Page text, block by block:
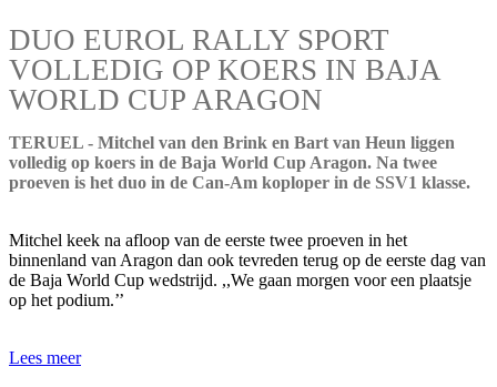
DUO EUROL RALLY SPORT
VOLLEDIG OP KOERS IN BAJA
WORLD CUP ARAGON
TERUEL - Mitchel van den Brink en Bart van Heun liggen
volledig op koers in de Baja World Cup Aragon. Na twee
proeven is het duo in de Can-Am koploper in de SSV1 klasse.
Mitchel keek na afloop van de eerste twee proeven in het
binnenland van Aragon dan ook tevreden terug op de eerste dag van
de Baja World Cup wedstrijd. ,,We gaan morgen voor een plaatsje
op het podium.’’
Lees meer